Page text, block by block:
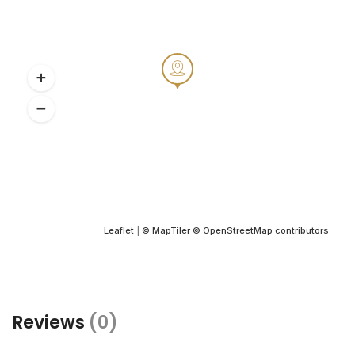
Leaflet © MapTiler © OpenStreetMap contributors
Reviews (0)